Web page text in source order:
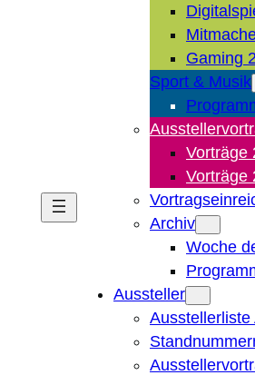
Gaming
Sport & Musik
Vorträge
Vorträge
Archiv
Woche
Aussteller
Ausstellerliste